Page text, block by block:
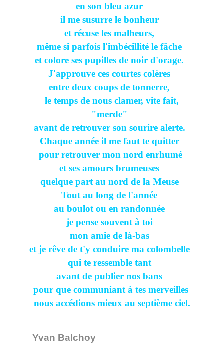
en son bleu azur
il me susurre le bonheur
et récuse les malheurs,
même si parfois l'imbécillité le fâche
et colore ses pupilles de noir d'orage.
J'approuve ces courtes colères
entre deux coups de tonnerre,
le temps de nous clamer, vite fait,
"merde"
avant de retrouver son sourire alerte.
Chaque année il me faut te quitter
pour retrouver mon nord enrhumé
et ses amours brumeuses
quelque part au nord de la Meuse
Tout au long de l'année
au boulot ou en randonnée
je pense souvent à toi
mon amie de là-bas
et je rêve de t'y conduire ma colombelle
qui te ressemble tant
avant de publier nos bans
pour que communiant à tes merveilles
nous accédions mieux au septième ciel.
Yvan Balchoy